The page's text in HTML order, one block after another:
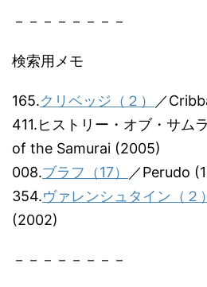
－－－－－－－－
検索用メモ
165.クリベッジ（２）
／
411.ヒストリー・オブ・サム
of the Samurai (2005)
008.ブラフ（17）
／Perudo
354.ヴァレンシュタイン（２）
(2002)
－－－－－－－－